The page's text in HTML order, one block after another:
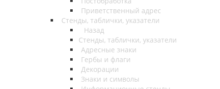
Приветственный адрес
Стенды, таблички, указатели
Назад
Стенды, таблички, указатели
Адресные знаки
Гербы и флаги
Декорации
Знаки и символы